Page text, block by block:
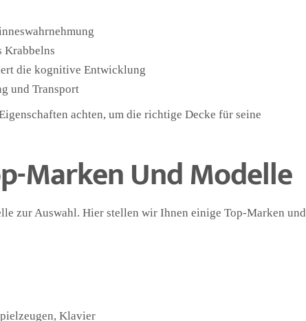
Krabbelns
die kognitive Entwicklung
und Transport
achten, um die richtige Decke für seine
Marken Und Modelle
zur Auswahl. Hier stellen wir Ihnen einige Top-Marken und
Klavier